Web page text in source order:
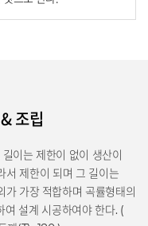
조립
이는 제한이 없이 생산이
서 제한이 되며 그 길이는
가장 적합하며 곡률형태의
여 설계 시공하여야 한다. (